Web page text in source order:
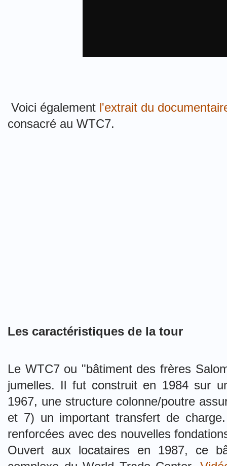
Voici également l'extrait du
consacré au WTC7.
Les caractéristiques de la tour
Le WTC7 ou "bâtiment des frères
jumelles. Il fut construit en 1984 sur
1967, une structure colonne/poutre
et 7) un important transfert de
renforcées avec des nouvelles
Ouvert aux locataires en 1987, ce